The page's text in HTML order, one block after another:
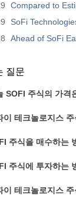
Compared to
SoFi
Ahead of SoFi
질문
SOFI 주식의 가격
이 테크놀로지스
주식을 매수하는
주식에 투자하는
이 테크놀로지스